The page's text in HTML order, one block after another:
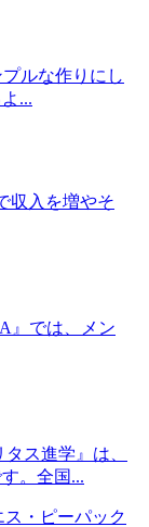
ルな作りにし
...
収入を増やそ
』では、メン
ス進学』は、
。全国...